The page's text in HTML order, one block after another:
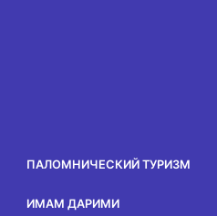
ПАЛОМНИЧЕСКИЙ ТУРИЗМ
ИМАМ ДАРИМИ